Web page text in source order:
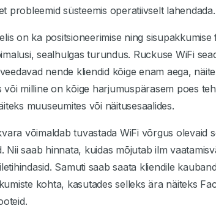
probleemid süsteemis operatiivselt lahendada.
on ka positsioneerimise ning
sealhulgas turundus. Ruckuse WiFi
nende kliendid kõige enam aega,
milline on kõige harjumuspärasem poes
muuseumites või näitusesaalides.
võimaldab tuvastada WiFi võrgus olevaid
Nii saab hinnata, kuidas mõjutab ilm
Samuti saab saata kliendile
kohta, kasutades selleks ära näiteks